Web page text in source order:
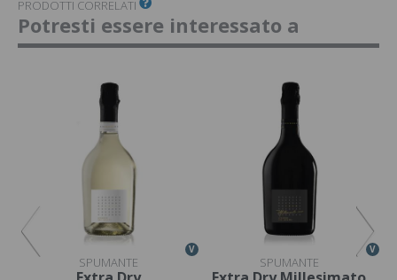
PRODOTTI CORRELATI
Potresti essere interessato a
V
SPUMANTE
V
SPUMANTE